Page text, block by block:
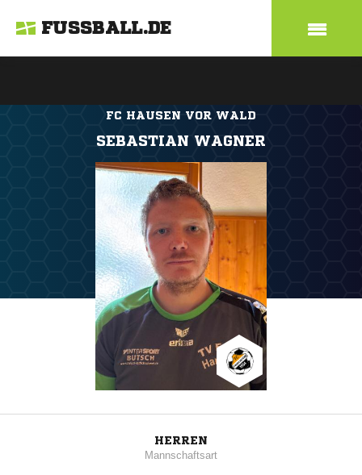
FUSSBALL.DE
FC HAUSEN VOR WALD
SEBASTIAN WAGNER
HERREN
Mannschaftsart